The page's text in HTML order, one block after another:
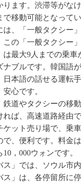
ります。渋滞等がな
移動可能となってい
は、「一般タクシー
の「一般タクシー
は最大9人までの乗
ナブルです。韓国語
日本語の話せる運転
心です。
鉄道やタクシーの移
れば、高速道路経由
ケット売り場で、乗
で、便利です。料金
，000ウォンです。
ス」では、ソウル市
ス」は、各停留所に